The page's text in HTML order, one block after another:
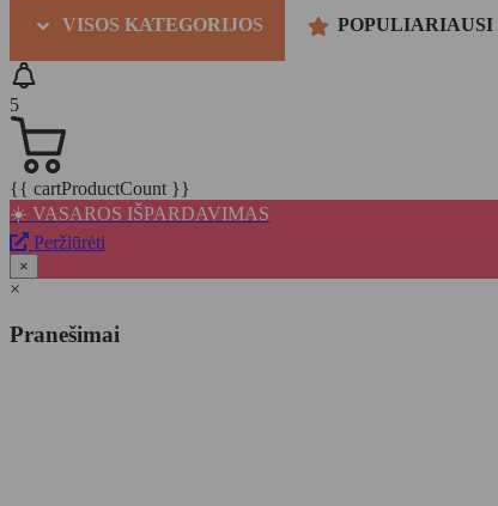
VISOS KATEGORIJOS POPULIARIAUSI
5
{{ cartProductCount }}
☀️ VASAROS IŠPARDAVIMAS
Peržiūrėti
×
×
Pranešimai